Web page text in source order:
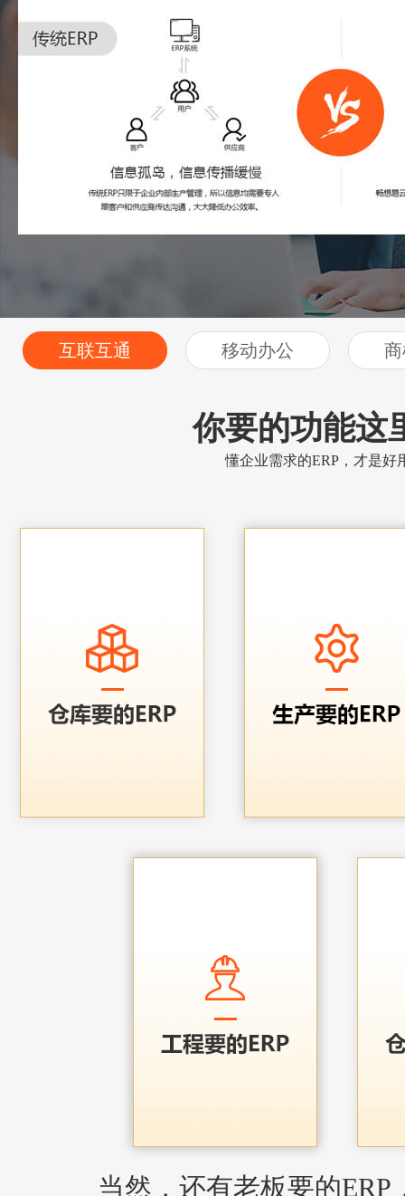
互联互通 移动办公
你要的功能这
懂企业需求的ERP，才是好
当然，还有老板要的ERP